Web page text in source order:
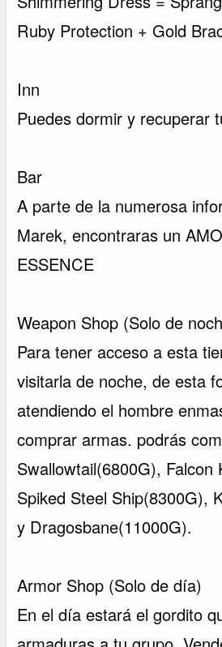
Ruby Protection + Gold
Inn
Puedes dormir y recuperar
Bar
A parte de la numerosa
Marek, encontraras un
ESSENCE
Weapon Shop (Solo de
Para tener acceso a esta
visitarla de noche, de esta
atendiendo el hombre
comprar armas. podrás
Swallowtail(6800G), Falcon
Spiked Steel Ship(8300G),
y Dragosbane(11000G).
Armor Shop (Solo de día)
En el día estará el gordito